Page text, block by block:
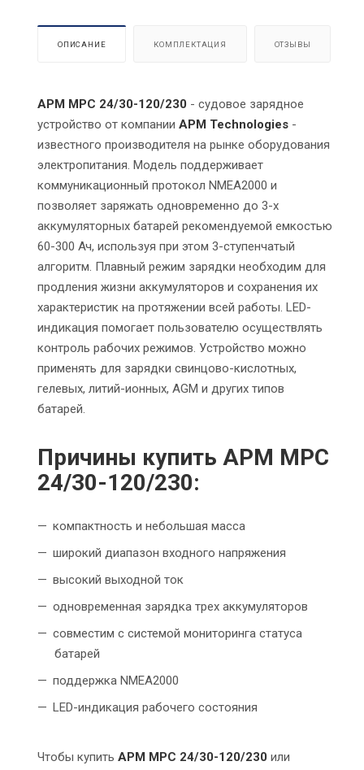
ОПИСАНИЕ КОМПЛЕКТАЦИЯ ОТЗЫВЫ
APM MPC 24/30-120/230 - судовое зарядное
устройство от компании APM Technologies -
известного производителя на рынке оборудования
электропитания. Модель поддерживает
коммуникационный протокол NMEA2000 и
позволяет заряжать одновременно до 3-х
аккумуляторных батарей рекомендуемой емкостью
60-300 Ач, используя при этом 3-ступенчатый
алгоритм. Плавный режим зарядки необходим для
продления жизни аккумуляторов и сохранения их
характеристик на протяжении всей работы. LED-
индикация помогает пользователю осуществлять
контроль рабочих режимов. Устройство можно
применять для зарядки свинцово-кислотных,
гелевых, литий-ионных, AGM и других типов
батарей.
Причины купить APM MPC
24/30-120/230:
компактность и небольшая масса
широкий диапазон входного напряжения
высокий выходной ток
одновременная зарядка трех аккумуляторов
совместим с системой мониторинга статуса
батарей
поддержка NMEA2000
LED-индикация рабочего состояния
Чтобы купить APM MPC 24/30-120/230 или